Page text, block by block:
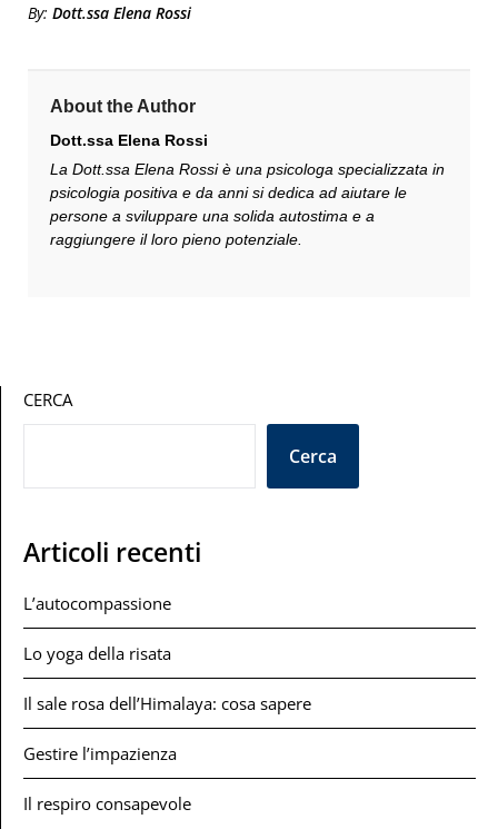
By: Dott.ssa Elena Rossi
About the Author
Dott.ssa Elena Rossi
La Dott.ssa Elena Rossi è una psicologa specializzata in
psicologia positiva e da anni si dedica ad aiutare le
persone a sviluppare una solida autostima e a
raggiungere il loro pieno potenziale.
CERCA
Cerca
Articoli recenti
L’autocompassione
Lo yoga della risata
Il sale rosa dell’Himalaya: cosa sapere
Gestire l’impazienza
Il respiro consapevole